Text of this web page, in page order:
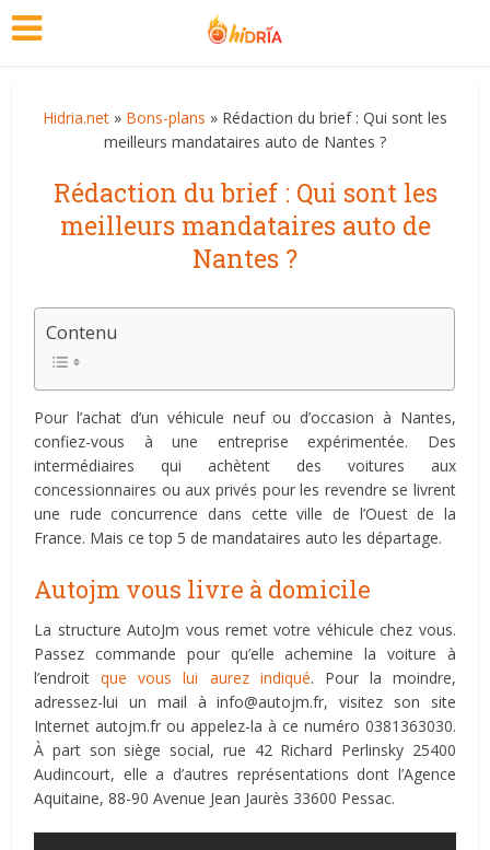
Hidria.net » Bons-plans » Rédaction du brief : Qui sont les
meilleurs mandataires auto de Nantes ?
Rédaction du brief : Qui sont les
meilleurs mandataires auto de
Nantes ?
Contenu
Pour l’achat d’un véhicule neuf ou d’occasion à Nantes,
confiez-vous à une entreprise expérimentée. Des
intermédiaires qui achètent des voitures aux
concessionnaires ou aux privés pour les revendre se livrent
une rude concurrence dans cette ville de l’Ouest de la
France. Mais ce top 5 de mandataires auto les départage.
Autojm vous livre à domicile
La structure AutoJm vous remet votre véhicule chez vous.
Passez commande pour qu’elle achemine la voiture à
l’endroitque vous lui aurez indiqué. Pour la moindre,
adressez-lui un mail àinfo@autojm.fr, visitez son site
Internet autojm.fr ou appelez-la à ce numéro 0381363030.
À part son siège social, rue 42 Richard Perlinsky 25400
Audincourt, elle a d’autres représentations dont l’Agence
Aquitaine, 88-90 Avenue Jean Jaurès 33600 Pessac.